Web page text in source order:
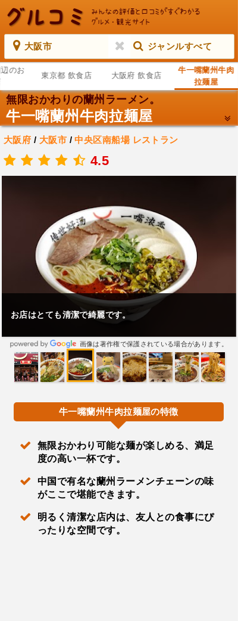
大阪市 ジャンルすべて
のお
東京都 飲食店 大阪府 飲食店
牛一嘴蘭州牛肉
拉麺屋
無限おかわりの蘭州ラーメン。
牛一嘴蘭州牛肉拉麺屋
大阪府 / 大阪市 /中央区南船場 レストラン
4.5
お店はとても清潔で綺麗です。
画像は著作権で保護されている場合があります。
牛一嘴蘭州牛肉拉麺屋の特徴
無限おかわり可能な麺が楽しめる、満足
度の高い一杯です。
中国で有名な蘭州ラーメンチェーンの味
がここで堪能できます。
明るく清潔な店内は、友人との食事にぴ
ったりな空間です。